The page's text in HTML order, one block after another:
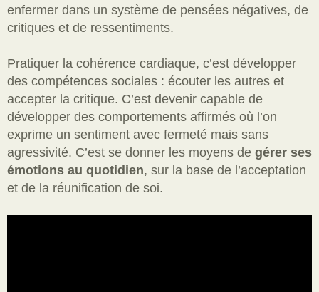
enfermer dans un système de pensées négatives, de
critiques et de ressentiments.
Pratiquer la cohérence cardiaque, c’est développer
des compétences sociales : écouter les autres et
accepter la critique. C’est devenir capable de
développer des comportements affirmés où l’on
exprime un sentiment avec fermeté mais sans
agressivité. C’est se donner les moyens de gérer ses
émotions au quotidien, sur la base de l’acceptation
et de la réunification de soi.